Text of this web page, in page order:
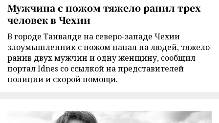
Мужчина с ножом тяжело ранил трех
человек в Чехии
В городе Танвалде на северо-западе Чехии
злоумышленник с ножом напал на людей, тяжело
ранив двух мужчин и одну женщину, сообщил
портал Idnes со ссылкой на представителей
полиции и скорой помощи.